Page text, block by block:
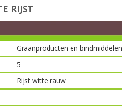
RIJST
Graanproducten en bindmiddelen
5
Rijst witte rauw